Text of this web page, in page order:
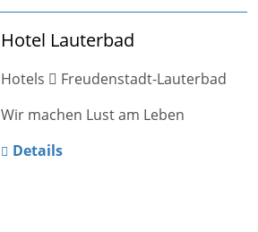
Hotel Lauterbad
Hotels
Freudenstadt-Lauterbad
Wir machen Lust am Leben
Details